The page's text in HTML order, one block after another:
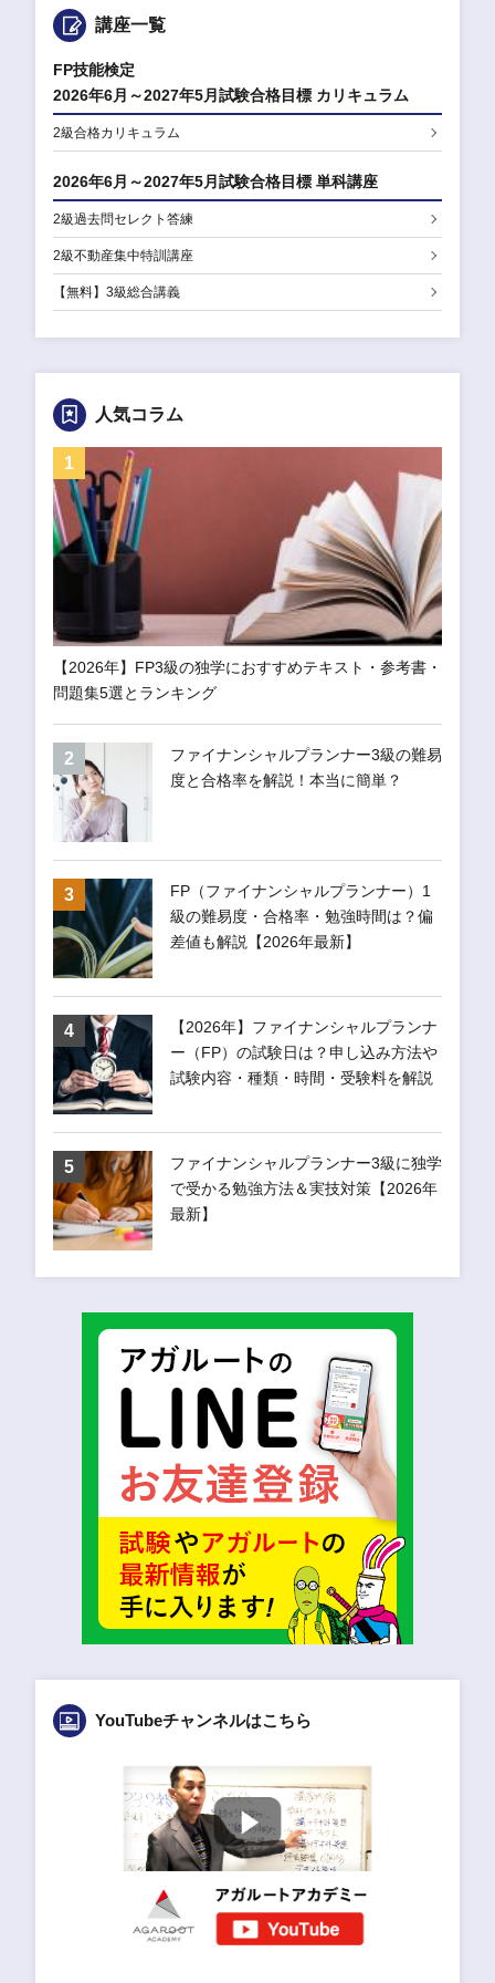
講座一覧
FP技能検定
2026年6月～2027年5月試験合格目標 カリキュラム
2級合格カリキュラム
2026年6月～2027年5月試験合格目標 単科講座
2級過去問セレクト答練
2級不動産集中特訓講座
【無料】3級総合講義
人気コラム
【2026年】FP3級の独学におすすめテキスト・参考書・
問題集5選とランキング
ファイナンシャルプランナー3級の難易
度と合格率を解説！本当に簡単？
FP（ファイナンシャルプランナー）1
級の難易度・合格率・勉強時間は？偏
差値も解説【2026年最新】
【2026年】ファイナンシャルプランナ
ー（FP）の試験日は？申し込み方法や
試験内容・種類・時間・受験料を解説
ファイナンシャルプランナー3級に独学
で受かる勉強方法＆実技対策【2026年
最新】
YouTubeチャンネルはこちら